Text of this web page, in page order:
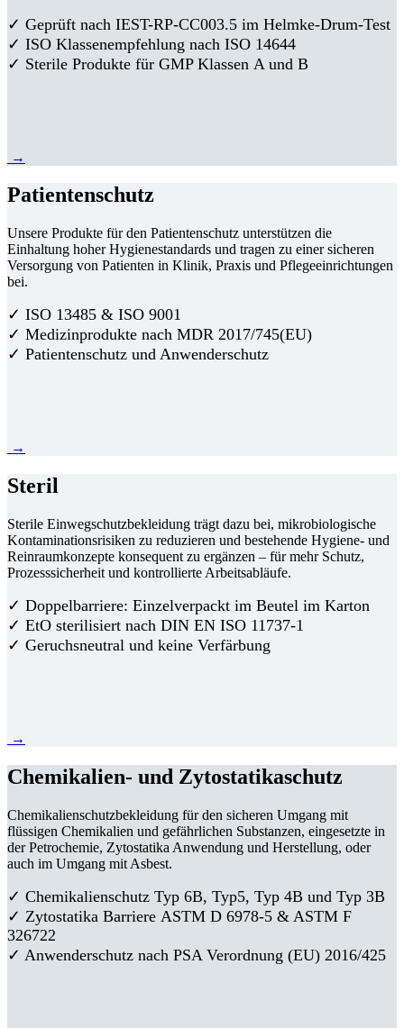
✓ Geprüft nach IEST-RP-CC003.5 im Helmke-Drum-Test
✓ ISO Klassenempfehlung nach ISO 14644
✓ Sterile Produkte für GMP Klassen A und B
→
Patientenschutz
Unsere Produkte für den Patientenschutz unterstützen die
Einhaltung hoher Hygienestandards und tragen zu einer sicheren
Versorgung von Patienten in Klinik, Praxis und Pflegeeinrichtungen
bei.
✓ ISO 13485 & ISO 9001
✓ Medizinprodukte nach MDR 2017/745(EU)
✓ Patientenschutz und Anwenderschutz
→
Steril
Sterile Einwegschutzbekleidung trägt dazu bei, mikrobiologische
Kontaminationsrisiken zu reduzieren und bestehende Hygiene- und
Reinraumkonzepte konsequent zu ergänzen – für mehr Schutz,
Prozesssicherheit und kontrollierte Arbeitsabläufe.
✓ Doppelbarriere: Einzelverpackt im Beutel im Karton
✓ EtO sterilisiert nach DIN EN ISO 11737-1
✓ Geruchsneutral und keine Verfärbung
→
Chemikalien- und Zytostatikaschutz
Chemikalienschutzbekleidung für den sicheren Umgang mit
flüssigen Chemikalien und gefährlichen Substanzen, eingesetzte in
der Petrochemie, Zytostatika Anwendung und Herstellung, oder
auch im Umgang mit Asbest.
✓ Chemikalienschutz Typ 6B, Typ5, Typ 4B und Typ 3B
✓ Zytostatika Barriere ASTM D 6978-5 & ASTM F
326722
✓ Anwenderschutz nach PSA Verordnung (EU) 2016/425